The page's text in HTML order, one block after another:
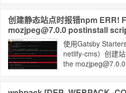
创建静态站点时报错npm ERR!
mozjpeg@7.0.0 postinstall
使用Gatsby
netlify-cms）创建
the